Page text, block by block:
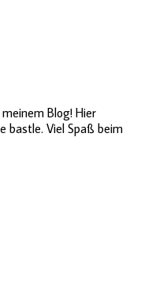
Blog! Hier
bastle. Viel Spaß beim